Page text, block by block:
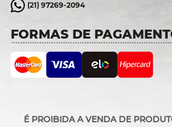
(21) 97269-2094
FORMAS DE
É PROIBIDA A VENDA DE